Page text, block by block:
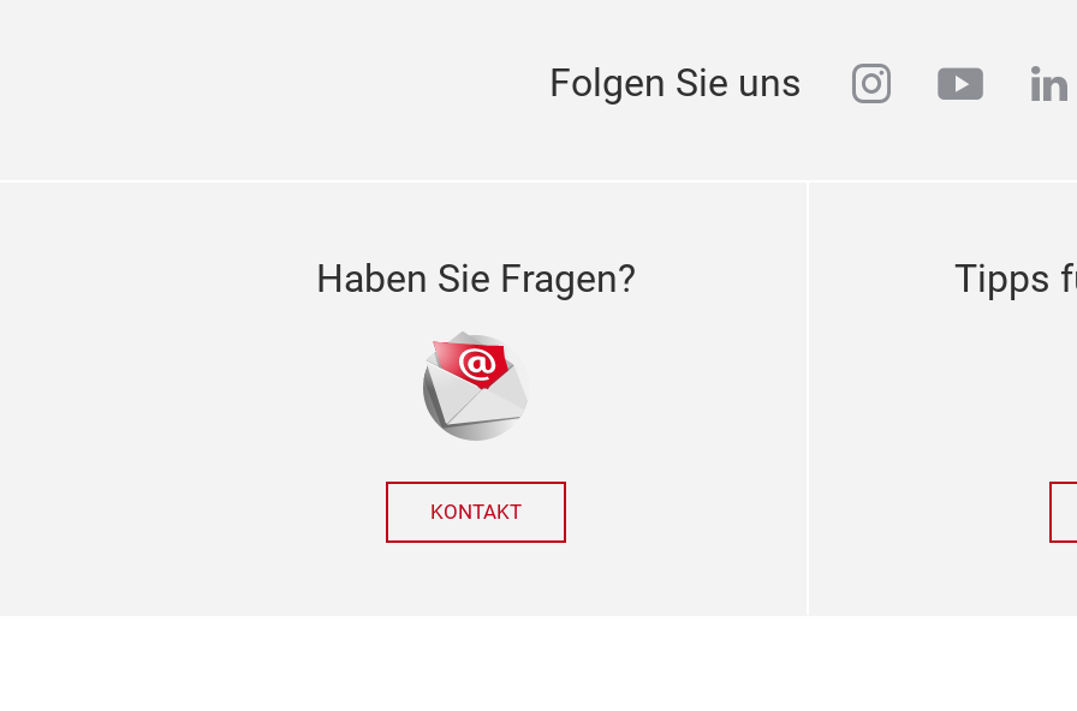
Folgen Sie uns instagram
youtube
Haben Sie Fragen?
KONTAKT
Tipps